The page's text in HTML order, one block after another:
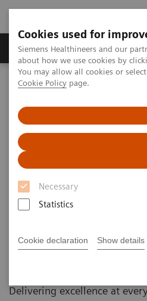
Cookies used for
Siemens Healthineers and our
about how we use cookies by
You may allow all cookies or
Cookie Policy page.
Necessary
Statistics
Cookie declaration Show details
Zobrazovací technika
Home
Laboratorní diagnostika
Integrated Diagnostics
Integrated
Ultrasound OB/GYN
Delivering excellence at